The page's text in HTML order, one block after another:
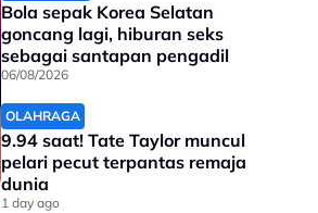
Bola sepak Korea Selatan
goncang lagi, hiburan seks
sebagai santapan pengadil
06/08/2026
OLAHRAGA
9.94 saat! Tate Taylor muncul
pelari pecut terpantas remaja
dunia
1 day ago